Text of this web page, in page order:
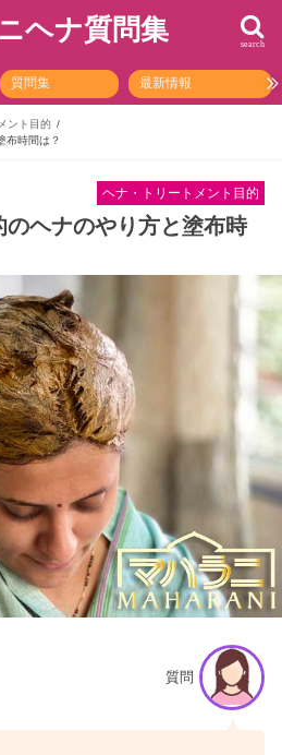
ヘナ質問集 search
質問集 最新情報
ント目的
布時間は？
ヘナ・トリートメント目的
のヘナのやり方と塗布時
質問